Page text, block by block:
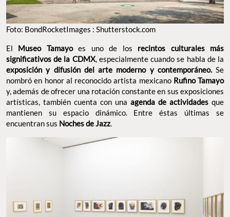
Foto: BondRocketImages : Shutterstock.com
El Museo Tamayoes uno de los recintos culturales más
significativos de la CDMX, especialmente cuando se habla de la
exposición y difusión del arte moderno y contemporáneo.Se
nombró en honor al reconocido artista mexicanoRufino Tamayo
y, además de ofrecer una rotación constante en sus exposiciones
artísticas, también cuenta con una agenda de actividades que
mantienen su espacio dinámico. Entre éstas últimas se
encuentran sus Noches de Jazz.